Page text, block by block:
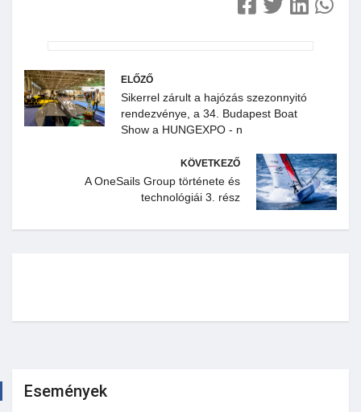
ELŐZŐ
Sikerrel zárult a hajózás szezonnyitó
rendezvénye, a 34. Budapest Boat
Show a HUNGEXPO - n
KÖVETKEZŐ
A OneSails Group története és
technológiái 3. rész
Események